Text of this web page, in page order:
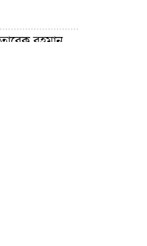
তারেক রহমান